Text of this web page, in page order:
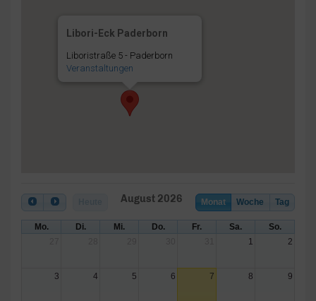
Libori-Eck Paderborn
Liboristraße 5 - Paderborn
Veranstaltungen
Monat Woche Tag
August 2026
Mo. Di. Mi. Do. Fr. Sa.
So.
1 2
3 4 5 6 7 8 9